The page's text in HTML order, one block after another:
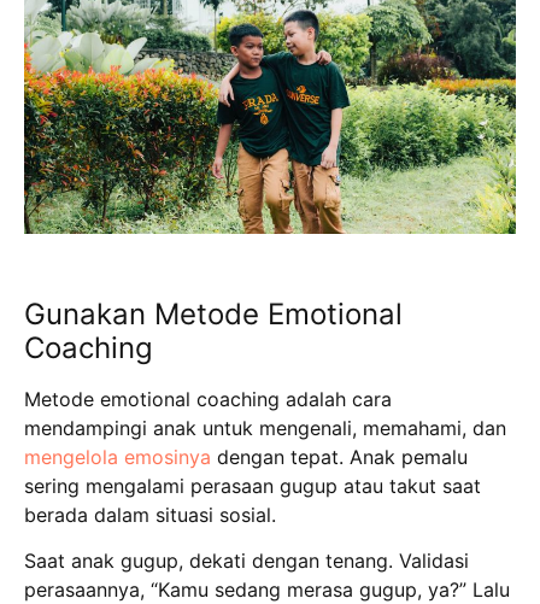
Gunakan Metode Emotional
Coaching
Metode emotional coaching adalah cara
mendampingi anak untuk mengenali, memahami, dan
mengelola emosinya dengan tepat. Anak pemalu
sering mengalami perasaan gugup atau takut saat
berada dalam situasi sosial.
Saat anak gugup, dekati dengan tenang. Validasi
perasaannya, “Kamu sedang merasa gugup, ya?” Lalu